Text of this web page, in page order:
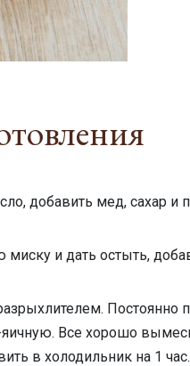
добавить мед, сахар и
и дать остыть,
Постоянно
Все хорошо
в холодильник на 1 час.